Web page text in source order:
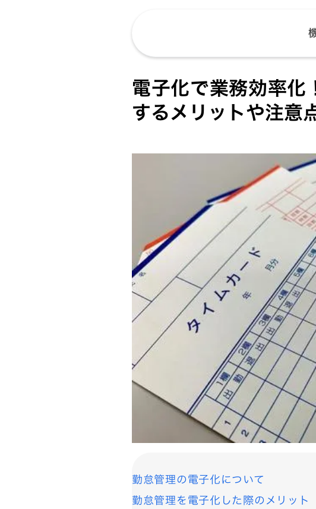
電子化で業務効率化
するメリットや注意
勤怠管理の電子化について
勤怠管理を電子化した際のメリット